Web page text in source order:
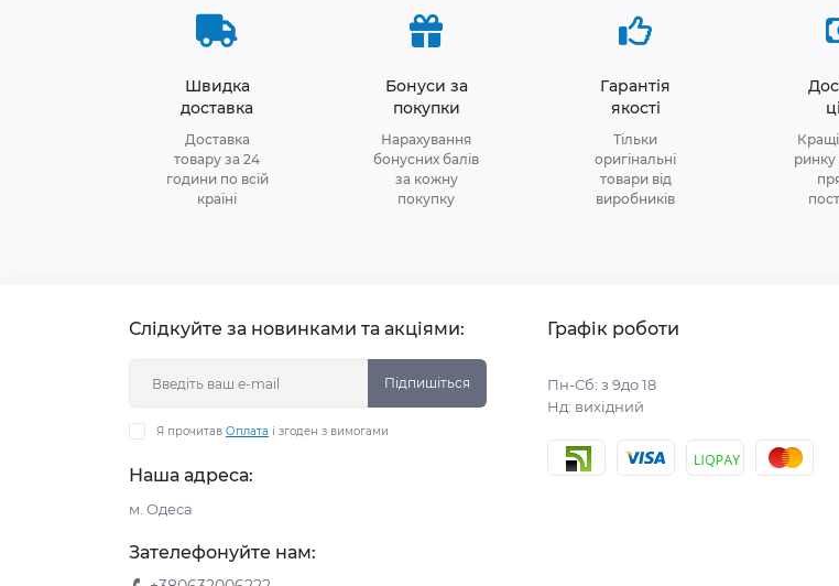
Швидка
доставка
Доставка
товару за 24
години по всій
країні
Бонуси за
покупки
Нарахування
бонусних балів
за кожну
покупку
Гарантія
якості
Тільки
оригінальні
товари від
виробників
ринку
Слідкуйте за новинками та акціями:
Підпишіться
Я прочитав Оплата і згоден з вимогами
Наша адреса:
м. Одеса
Зателефонуйте нам:
Графік роботи
Пн-Сб: з 9до 18
Нд: вихідний